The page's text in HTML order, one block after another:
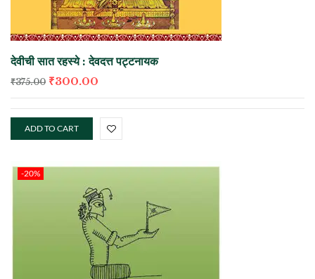
देवीची सात रहस्ये : देवदत्त पट्टनायक
₹375.00 ₹300.00
ADD TO CART
-20%